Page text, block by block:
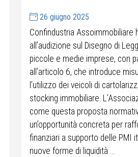
26 giugno 2025
Confindustria Assoimmobiliare
all’audizione sul Disegno di
piccole e medie imprese, con
all’articolo 6, che introduce
l’utilizzo dei veicoli di
stocking immobiliare.
come questa proposta
un’opportunità concreta per
finanziari a supporto delle PMI
nuove forme di liquidità ...